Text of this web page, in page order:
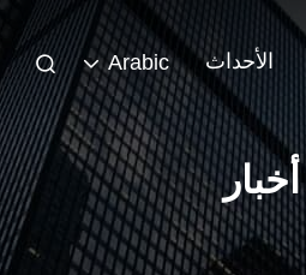
الأحداث Arabic
أخبار